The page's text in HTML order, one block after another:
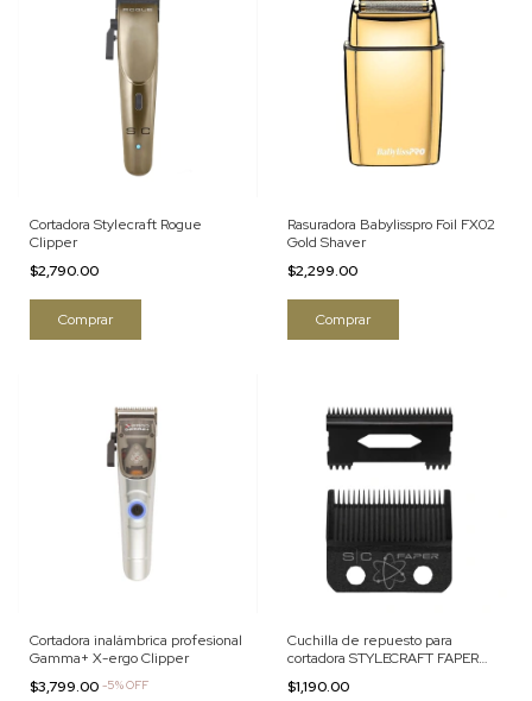
Cortadora Stylecraft Rogue
Clipper
$2,790.00
Rasuradora Babylisspro Foil FX02
Gold Shaver
$2,299.00
Cortadora inalámbrica profesional
Gamma+ X-ergo Clipper
$3,799.00 -5%OFF
Cuchilla de repuesto para
cortadora STYLECRAFT FAPER
slim deep tooth negra
$1,190.00